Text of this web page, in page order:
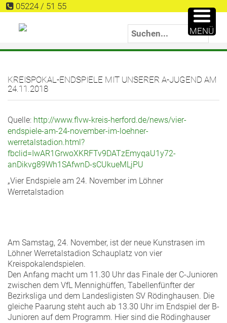
05224 / 51 55
KREISPOKAL-ENDSPIELE MIT UNSERER A-JUGEND AM
24.11.2018
Quelle: http://www.flvw-kreis-herford.de/news/vier-
endspiele-am-24-november-im-loehner-
werretalstadion.html?
fbclid=IwAR1GrwoXKRFTv9DATzEmyqaU1y72-
anDikvg89Wh1SAfwnD-sCUkueMLjPU
„Vier Endspiele am 24. November im Löhner
Werretalstadion
Am Samstag, 24. November, ist der neue Kunstrasen im
Löhner Werretalstadion Schauplatz von vier
Kreispokalendspielen.
Den Anfang macht um 11.30 Uhr das Finale der C-Junioren
zwischen dem VfL Mennighüffen, Tabellenfünfter der
Bezirksliga und dem Landesligisten SV Rödinghausen. Die
gleiche Paarung steht auch ab 13.30 Uhr im Endspiel der B-
Junioren auf dem Programm. Hier sind die Rödinghauser
MENÜ